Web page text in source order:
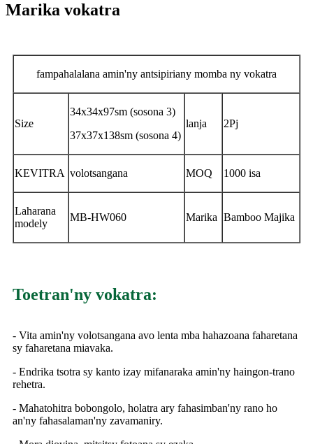
Marika vokatra
fampahalalana amin'ny antsipiriany momba ny vokatra
Size
34x34x97sm (sosona 3)
37x37x138sm (sosona 4)
lanja 2Pj
KEVITRA volotsangana MOQ 1000 isa
Laharana
modely
MB-HW060 Marika Bamboo Majika
Toetran'ny vokatra:
- Vita amin'ny volotsangana avo lenta mba hahazoana faharetana
sy faharetana miavaka.
- Endrika tsotra sy kanto izay mifanaraka amin'ny haingon-trano
rehetra.
- Mahatohitra bobongolo, holatra ary fahasimban'ny rano ho
an'ny fahasalaman'ny zavamaniry.